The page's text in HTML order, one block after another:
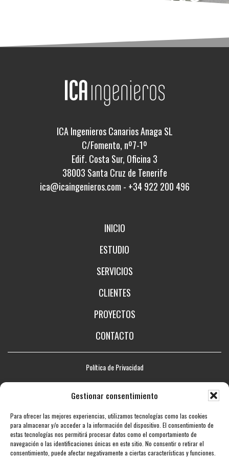
Gestionar consentimiento
Para ofrecer las mejores experiencias, utilizamos tecnologías como las cookies
para almacenar y/o acceder a la información del dispositivo. El consentimiento de
estas tecnologías nos permitirá procesar datos como el comportamiento de
navegación o las identificaciones únicas en este sitio. No consentir o retirar el
consentimiento, puede afectar negativamente a ciertas características y funciones.
ICA Ingenieros Canarios Anaga SL
C/Fomento, nº7-1º
Edif. Costa Sur, Oficina 3
38003 Santa Cruz de Tenerife
ica@icaingenieros.com - +34 922 200 496
INICIO
ESTUDIO
SERVICIOS
CLIENTES
PROYECTOS
CONTACTO
Política de Privacidad
Aviso legal
Mapa web
Accesibilidad